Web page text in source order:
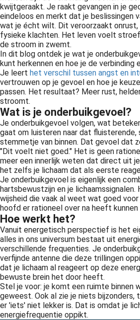
kwijtgeraakt. Je raakt gevangen in je
eindeloos en merkt dat je beslissingen
wat je écht wilt. Dit veroorzaakt onrust,
fysieke klachten. Het leven voelt
de stroom in zwemt.
In dit blog ontdek je wat je
kunt herkennen en hoe je de verbinding
Je leert het verschil tussen angst en
vertrouwen op je gevoel en hoe je
passen. Het resultaat? Meer rust,
stroomt.
Wat is je onderbuikgevoel?
Je onderbuikgevoel volgen, wat
gaat om luisteren naar dat fluisterende,
stemmetje van binnen. Dat gevoel dat
"Dit voelt niet goed." Het is geen
meer een innerlijk weten dat direct uit
het zelfs je lichaam dat als eerste
Je onderbuikgevoel is eigenlijk een
hartsbewustzijn en je lichaamssignalen.
wijsheid die vaak al weet wat goed
hoofd er rationeel over na heeft kunnen
Hoe werkt het?
Vanuit energetisch perspectief is het
alles in ons universum bestaat uit
verschillende frequenties. Je
verfijnde antenne die deze trillingen
dat je lichaam al reageert op deze
bewuste brein het door heeft.
Stel je voor: je komt een ruimte binnen
geweest. Ook al zie je niets
er 'iets' niet lekker is. Dat is omdat je
energiefrequentie oppikt.